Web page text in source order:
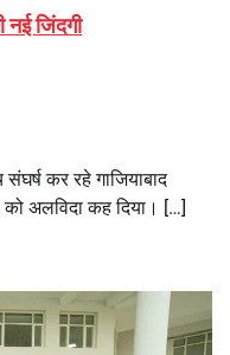
नई जिंदगी
कर रहे गाजियाबाद
को अलविदा कह दिया। […]